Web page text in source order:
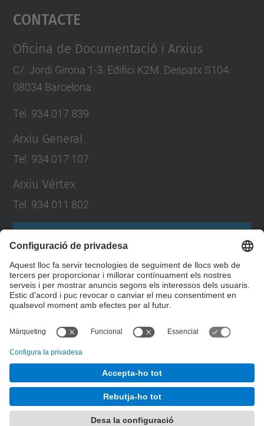
powered by
Contacte
Oficina de Documentació i Arxius
C/. Jordi Girona 1-3. Edifici K2M. Despatx S104.
08034 Barcelona
Tel. 934 017 839
Arxiu General
Tel. 934 017 107
Arxiu Vèrtex
Tel. 934 011 802
Formulari de contacte
Llista Xarxes Socials
Servei de Biblioteques, Publicacions i Arxius
Desenvolupat amb